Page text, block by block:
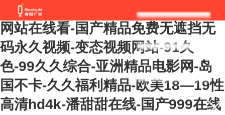
欧美在线一区二区-日本午夜影院-91
网站在线看-国产精品免费无遮挡无
码永久视频-变态视频网站-91久
色-99久久综合-亚洲精品电影网-岛
国不卡-久久福利精品-欧美18—19性
高清hd4k-潘甜甜在线-国产999在线